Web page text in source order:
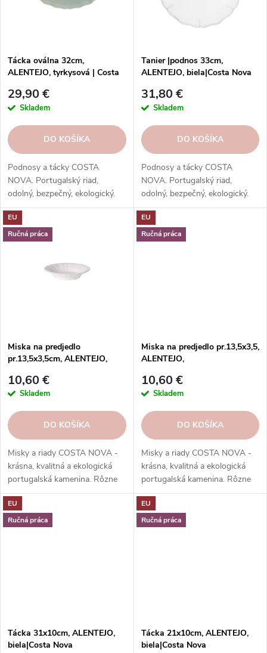
u
k
t
o
v
d
u
k
t
v
Tácka oválna 32cm,
ALENTEJO, tyrkysová | Costa
29,90 €
Skladem
DO KOŠÍKA
Podnosy a tácky COSTA
NOVA. Portugalský riad,
odolný, bezpečný, ekologický.
Na servírovanie jedál, nápojov,
dezertov.
Tanier |podnos 33cm,
ALENTEJO, biela|Costa Nova
31,80 €
Skladem
DO KOŠÍKA
Podnosy a tácky COSTA
NOVA. Portugalský riad,
odolný, bezpečný, ekologický.
Na servírovanie jedál, nápojov,
dezertov.
EU
Ručná práca
Miska na predjedlo
pr.13,5x3,5cm, ALENTEJO,
10,60 €
Skladem
DO KOŠÍKA
Misky a riady COSTA NOVA -
krásna, kvalitná a ekologická
portugalská kamenina. Rôzne
tvary, farby, vzory a veľkosti.
Objednajte si ich v našom e-
shope.
EU
Ručná práca
Miska na predjedlo pr.13,5x3,5,
ALENTEJO,
Nova
10,60 €
Skladem
DO KOŠÍKA
Misky a riady COSTA NOVA -
krásna, kvalitná a ekologická
portugalská kamenina. Rôzne
tvary, farby, vzory a veľkosti.
Objednajte si ich v našom e-
shope.
EU
Ručná práca
Tácka 31x10cm, ALENTEJO,
biela|Costa Nova
EU
Ručná práca
Tácka 21x10cm, ALENTEJO,
biela|Costa Nova